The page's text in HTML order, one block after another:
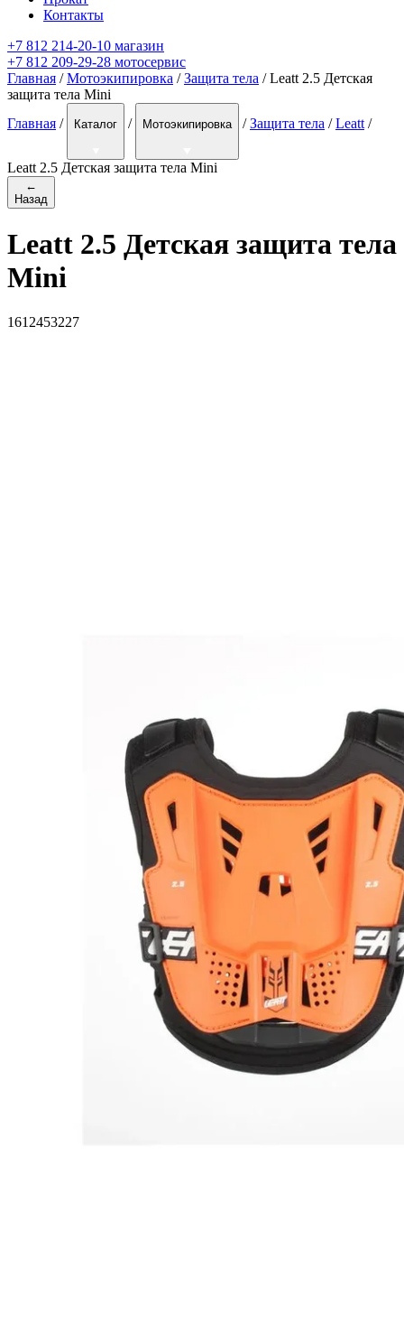
Контакты
+7 812 214-20-10 магазин
+7 812 209-29-28 мотосервис
Главная /Мотоэкипировка /Защита тела / Leatt 2.5 Детская
защита тела Mini
Главная / Каталог / Мотоэкипировка / Защита тела / Leatt /
Leatt 2.5 Детская защита тела Mini
←
Назад
Leatt 2.5 Детская защита тела
Mini
1612453227